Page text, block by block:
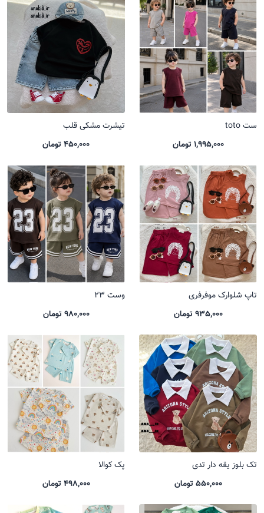
ست toto
1,995,000 تومان
تیشرت مشکی قلب
450,000 تومان
تاپ شلوارک موفرفری
935,000 تومان
وست 23
980,000 تومان
تک بلوز یقه دار تدی
550,000 تومان
پک کوالا
498,000 تومان